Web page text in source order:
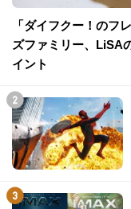
「ダイフクー！のフ
ズファミリー、LiSA
イント